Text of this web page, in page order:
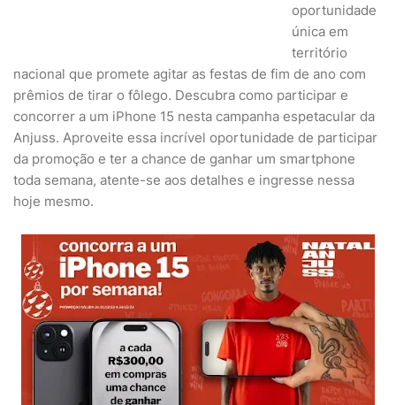
oportunidade
única em
território
nacional que promete agitar as festas de fim de ano com
prêmios de tirar o fôlego. Descubra como participar e
concorrer a um iPhone 15 nesta campanha espetacular da
Anjuss. Aproveite essa incrível oportunidade de participar
da promoção e ter a chance de ganhar um smartphone
toda semana, atente-se aos detalhes e ingresse nessa
hoje mesmo.